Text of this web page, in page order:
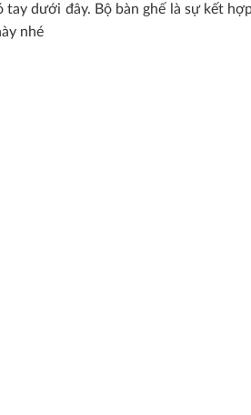
dưới đây. Bộ bàn ghế là sự kết
nhé